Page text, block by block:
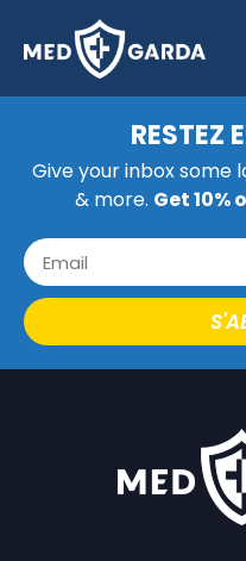
RESTEZ
Give your inbox some
& more. Get 10%